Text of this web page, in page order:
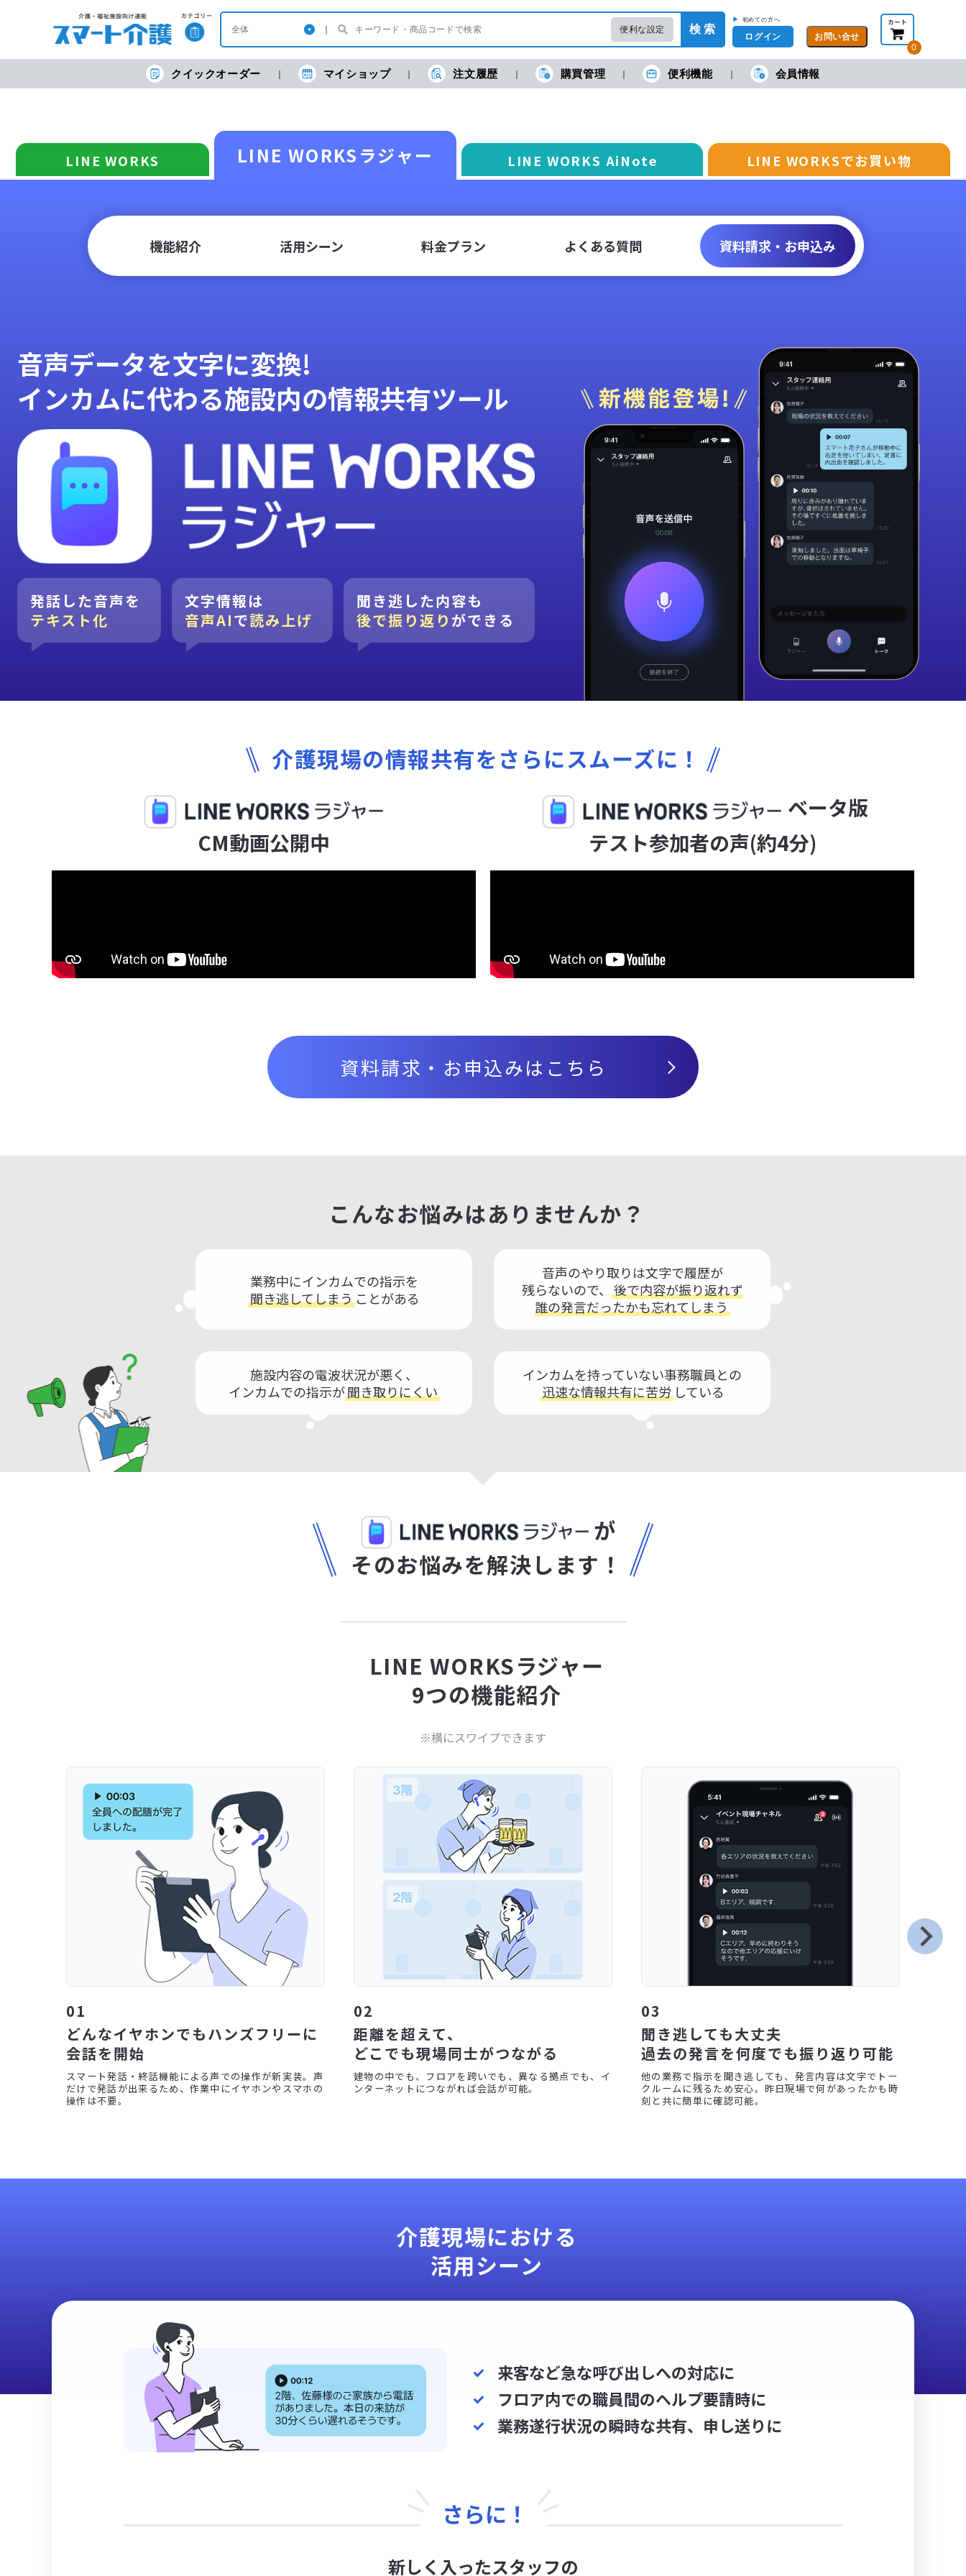
便利な設定 検 索
▶ 初めての方へ
ログイン
0
現在の金額合計： 円 (税抜) 円(税込)
クイックオーダー マイショップ 注文履歴 購買管理 便利機能 会員情報
LINE WORKS LINE WORKSラジャー LINE WORKS AiNote LINE WORKSでお買い物
機能紹介 活用シーン 料金プラン よくある質問 資料請求・お申込み
音声データを文字に変換!
インカムに代わる施設内の情報共有ツール
発話した音声を
テキスト化
文字情報は
音声AIで読み上げ
聞き逃した内容も
後で振り返り ができる
介護現場の情報共有をさらにスムーズに！
CM動画公開中
ベータ版
テスト参加者の声(約4分)
資料請求・お申込みはこちら
こんなお悩みはありませんか？
業務中にインカムでの指示を
聞き逃してしまう ことがある
音声のやり取りは文字で履歴が
残らないので、 後で内容が振り返れず
誰の発言だったかも忘れてしまう
施設内容の電波状況が悪く、
インカムでの指示が聞き取りにくい
インカムを持っていない事務職員との
迅速な情報共有に苦労 している
が
そのお悩みを解決します！
LINE WORKSラジャー
9つの機能紹介
※横にスワイプできます
01
どんなイヤホンでもハンズフリーに
会話を開始
スマート発話・終話機能による声での操作が新実装。声
だけで発話が出来るため、作業中にイヤホンやスマホの
操作は不要。
02
距離を超えて、
どこでも現場同士がつながる
建物の中でも、フロアを跨いでも、異なる拠点でも、イ
ンターネットにつながれば会話が可能。
03
聞き逃しても大丈夫
過去の発言を何度でも振り返り可能
他の業務で指示を聞き逃しても、発言内容は文字でトー
クルームに残るため安心。昨日現場で何があったかも時
刻と共に簡単に確認可能。
介護現場における
活用シーン
来客など急な呼び出しへの対応に
フロア内での職員間のヘルプ要請時に
業務遂行状況の瞬時な共有、申し送りに
さらに！
新しく入ったスタッフの